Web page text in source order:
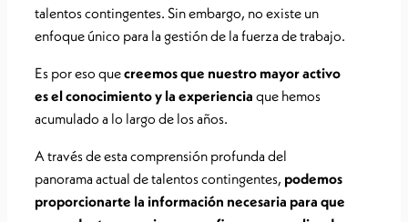
talentos contingentes. Sin embargo, no existe un
enfoque único para la gestión de la fuerza de trabajo.
Es por eso quecreemos que nuestro mayor activo
es el conocimiento y la experiencia que hemos
acumulado a lo largo de los años.
A través de esta comprensión profunda del
panorama actual de talentos contingentes, podemos
proporcionarte la información necesaria para que